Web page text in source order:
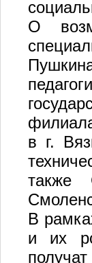
О
в г.
также
В
и их